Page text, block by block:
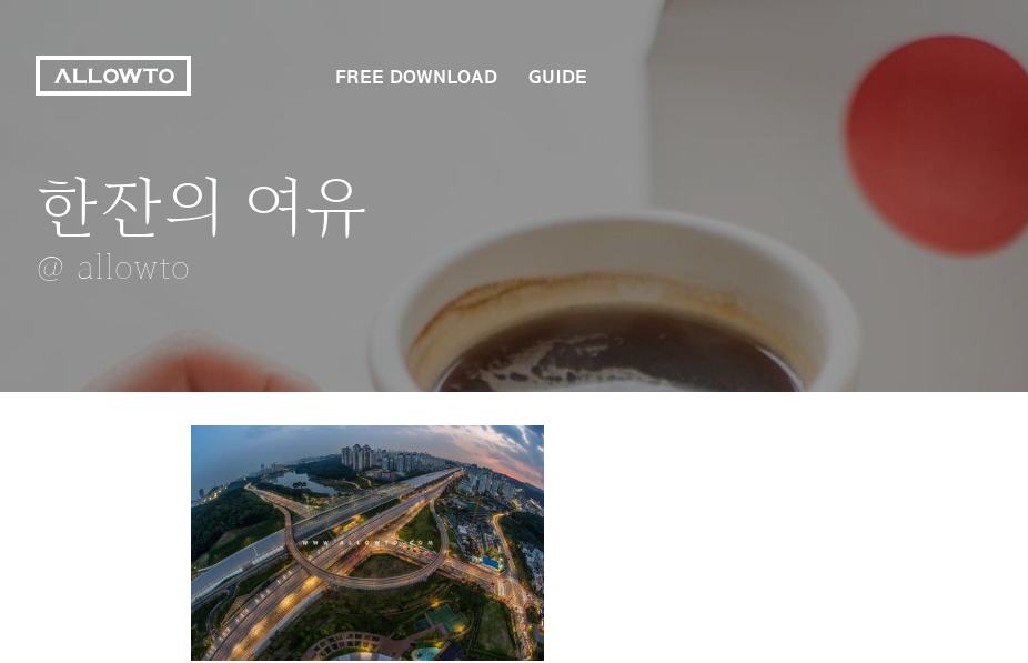
FREE DOWNLOAD GUIDE
한잔의 여유
@ allowto
2018 평창동계올림픽
@ allowto
화엄사 홍매화
@ allowto
브라끈
@ allowto
토마토 스파게티
@ allowto